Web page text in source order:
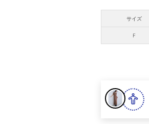
サイズ
F